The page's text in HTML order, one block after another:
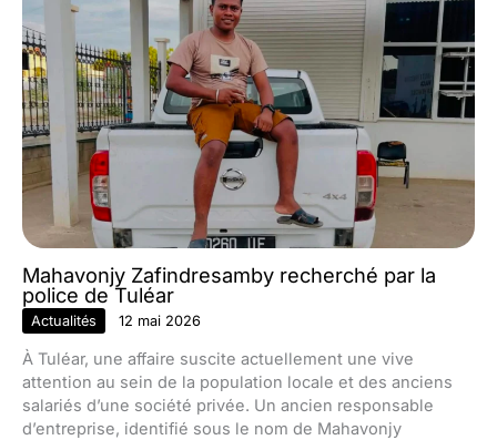
Mahavonjy Zafindresamby recherché par la
police de Tuléar
Actualités 12 mai 2026
À Tuléar, une affaire suscite actuellement une vive
attention au sein de la population locale et des anciens
salariés d’une société privée. Un ancien responsable
d’entreprise, identifié sous le nom de Mahavonjy